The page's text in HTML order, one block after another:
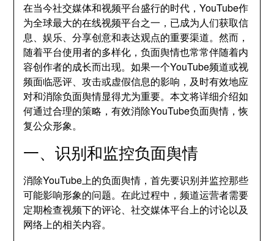
在当今社交媒体和视频平台盛行的时代，YouTube作
为全球最大的在线视频平台之一，已成为人们获取信
息、娱乐、分享创意和表达观点的重要渠道。然而，
随着平台使用者的多样化，负面舆情也常常伴随着内
容创作者的成长而出现。如果一个YouTube频道或视
频面临恶评、攻击或虚假信息的影响，及时有效地应
对和消除负面舆情显得尤为重要。本文将详细介绍如
何通过合理的策略，有效消除YouTube负面舆情，恢
复公众形象。
一、识别和监控负面舆情
消除YouTube上的负面舆情，首先要识别并监控那些
可能影响形象的问题。在此过程中，频道运营者需要
定期检查视频下的评论、社交媒体平台上的讨论以及
网络上的相关内容。